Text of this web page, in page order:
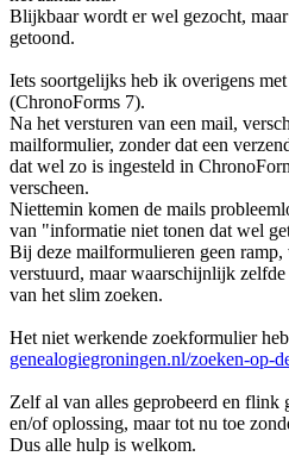
Blijkbaar wordt er wel gezocht,
getoond.
Iets soortgelijks heb ik overigens
(ChronoForms 7).
Na het versturen van een mail,
mailformulier, zonder dat een
dat wel zo is ingesteld in
verscheen.
Niettemin komen de mails
van "informatie niet tonen dat wel
Bij deze mailformulieren geen
verstuurd, maar waarschijnlijk
van het slim zoeken.
Het niet werkende zoekformulier
genealogiegroningen.nl/zoeken-op-
Zelf al van alles geprobeerd en flink
en/of oplossing, maar tot nu toe
Dus alle hulp is welkom.